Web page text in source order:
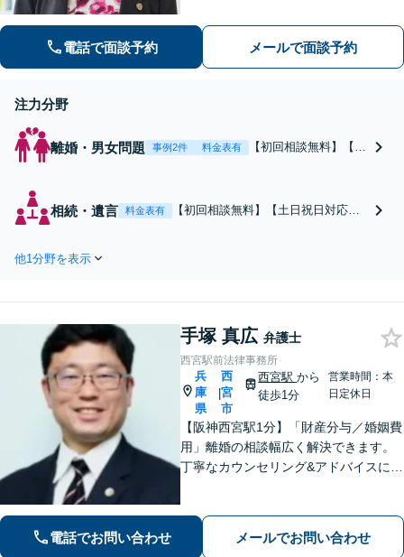
利を守ります。特に離婚や相続など家
族の事案が得意です。
電話で面談予約 メールで面談予約
注力分野
離婚・男女問題 事例2件 料金表有
【初回相談無料】【キ
談実績】離婚問題に強
い弁護士が、女性なら
い。
相続・遺言 料金表有
【初回相談無料】【土日祝日対応
い。女性ならではの心配りと交渉力
他1分野を表示
手塚 真広 弁護士
西宮駅前法律事務所
兵
庫
県
|
西
宮
市
西宮駅から
徒歩1分
営業時間：本
日定休日
【阪神西宮駅1分】「財産分与／婚姻費
用」離婚の相談幅広く解決できます。
丁寧なカウンセリング&アドバイスに定
どにも幅広く対応できます【休日・夜
間相談可能】24時間メール受付
電話でお問い合わせ メールでお問い合わせ